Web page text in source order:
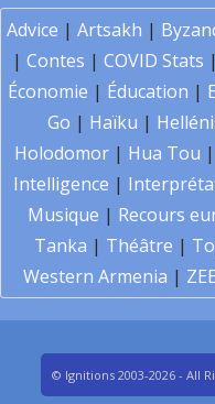
Advice | Artsakh |
| Contes | COVID Stats |
Économie | Éducation |
Go | Haïku |
Holodomor | Hua Tou |
Intelligence |
Musique | Recours
Tanka | Théâtre |
Western Armenia | ZEE
© Ignitions 2003-2026 - All